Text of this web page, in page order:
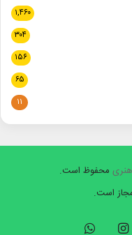
۱,۴۶۰
۳۰۴
۱۵۶
۶۵
۱۱
محفوظ است.
است.
اینستاگرام